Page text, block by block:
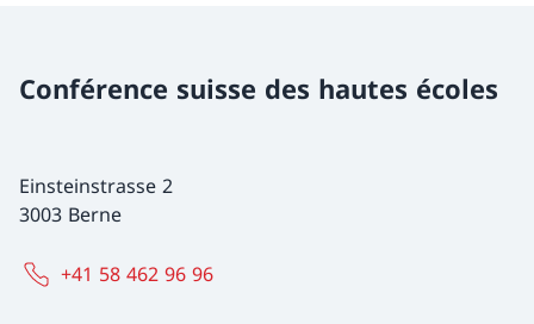
Conférence suisse des hautes écoles
Einsteinstrasse 2
3003 Berne
+41 58 462 96 96